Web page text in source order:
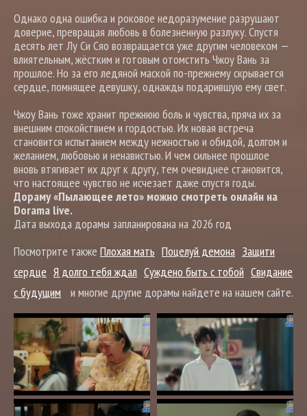
Однако одна ошибка и роковое недоразумение разрушают
доверие, превращая любовь в болезненную разлуку. Спустя
десять лет Лу Си Сяо возвращается уже другим человеком —
влиятельным, жёстким и готовым отомстить Чжоу Вань за
прошлое. Но за его ледяной маской по-прежнему скрывается
сердце, помнящее девушку, однажды подарившую ему свет.
Чжоу Вань тоже хранит прежнюю боль и чувства, пряча их за
внешним спокойствием и гордостью. Их новая встреча
становится испытанием между нежностью и обидой, долгом и
желанием, любовью и ненавистью. И чем сильнее прошлое
вновь втягивает их друг к другу, тем очевиднее становится,
что настоящее чувство не исчезает даже спустя годы.
Дораму «Пылающее лето» можно смотреть онлайн на
Dorama live.
Дата выхода дорамы запланирована на 2026 год
Посмотрите также Плохая мать Поцелуй демона Защити
сердце Я долго тебя ждал Суждено быть с тобой Свидание
с будущим
и многие другие дорамы найдете на нашем сайте.